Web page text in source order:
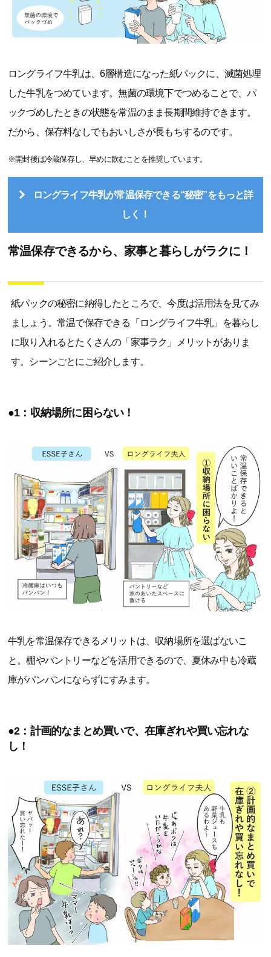
ロングライフ牛乳は、6層構造になった紙パックに、滅菌処理
した牛乳をつめています。無菌の環境下でつめることで、パ
ックづめしたときの状態を常温のまま長期間維持できます。
だから、保存料なしでもおいしさが長もちするのです。
※開封後は冷蔵保存し、早めに飲むことを推奨しています。
ロングライフ牛乳が常温保存できる“秘密”をもっと詳
しく！
常温保存できるから、家事と暮らしがラクに！
紙パックの秘密に納得したところで、今度は活用法を見てみ
ましょう。常温で保存できる「ロングライフ牛乳」を暮らし
に取り入れるとたくさんの「家事ラク」メリットがありま
す。シーンごとにご紹介します。
●1：収納場所に困らない！
牛乳を常温保存できるメリットは、収納場所を選ばないこ
と。棚やパントリーなどを活用できるので、夏休み中も冷蔵
庫がパンパンにならずにすみます。
●2：計画的なまとめ買いで、在庫ぎれや買い忘れな
し！